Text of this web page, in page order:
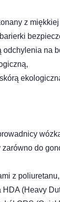
z
odchylenia na
do
z poliuretanu,
(Heavy